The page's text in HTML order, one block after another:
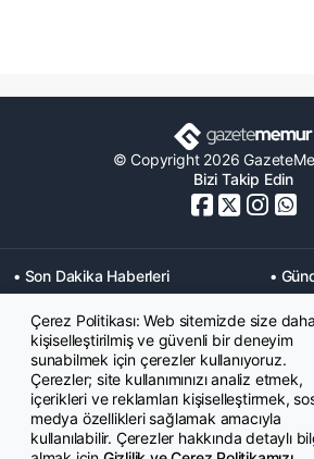
© Copyright 2026
Bizi Takip Edin
• Son Dakika Haberleri
•
• Memurlar Haberleri
•
• Ekonomi Haberleri
•
• Yaşam Haberleri
•
• Mahkeme Kararları
Haberleri
Çerez Politikası: Web sitemizde size
kişiselleştirilmiş ve güvenli bir deneyim
sunabilmek için çerezler kullanıyoruz.
Çerezler; site kullanımınızı analiz etmek,
içerikleri ve reklamları kişiselleştirmek,
medya özellikleri sağlamak amacıyla
kullanılabilir. Çerezler hakkında detaylı